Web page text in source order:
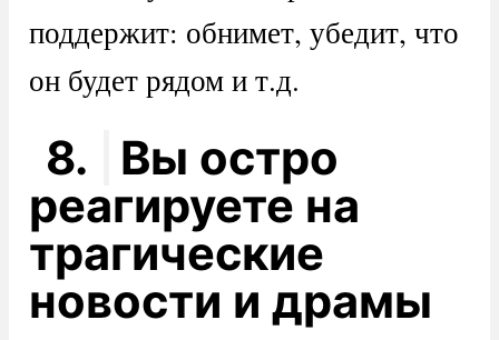
поддержит: обнимет, убедит, что
он будет рядом и т.д.
8.
Вы остро
реагируете на
трагические
новости и драмы